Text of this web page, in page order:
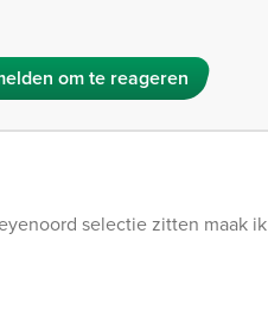
om te reageren
selectie zitten maak